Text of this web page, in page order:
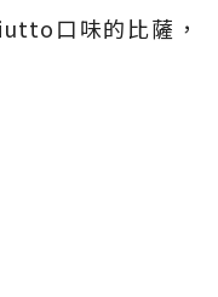
口味的比薩，